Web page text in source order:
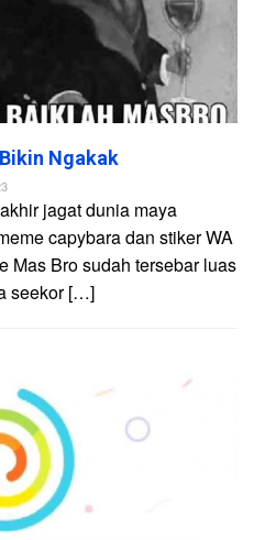
Ngakak
jagat dunia maya
capybara dan stiker WA
Mas Bro sudah tersebar luas
seekor […]